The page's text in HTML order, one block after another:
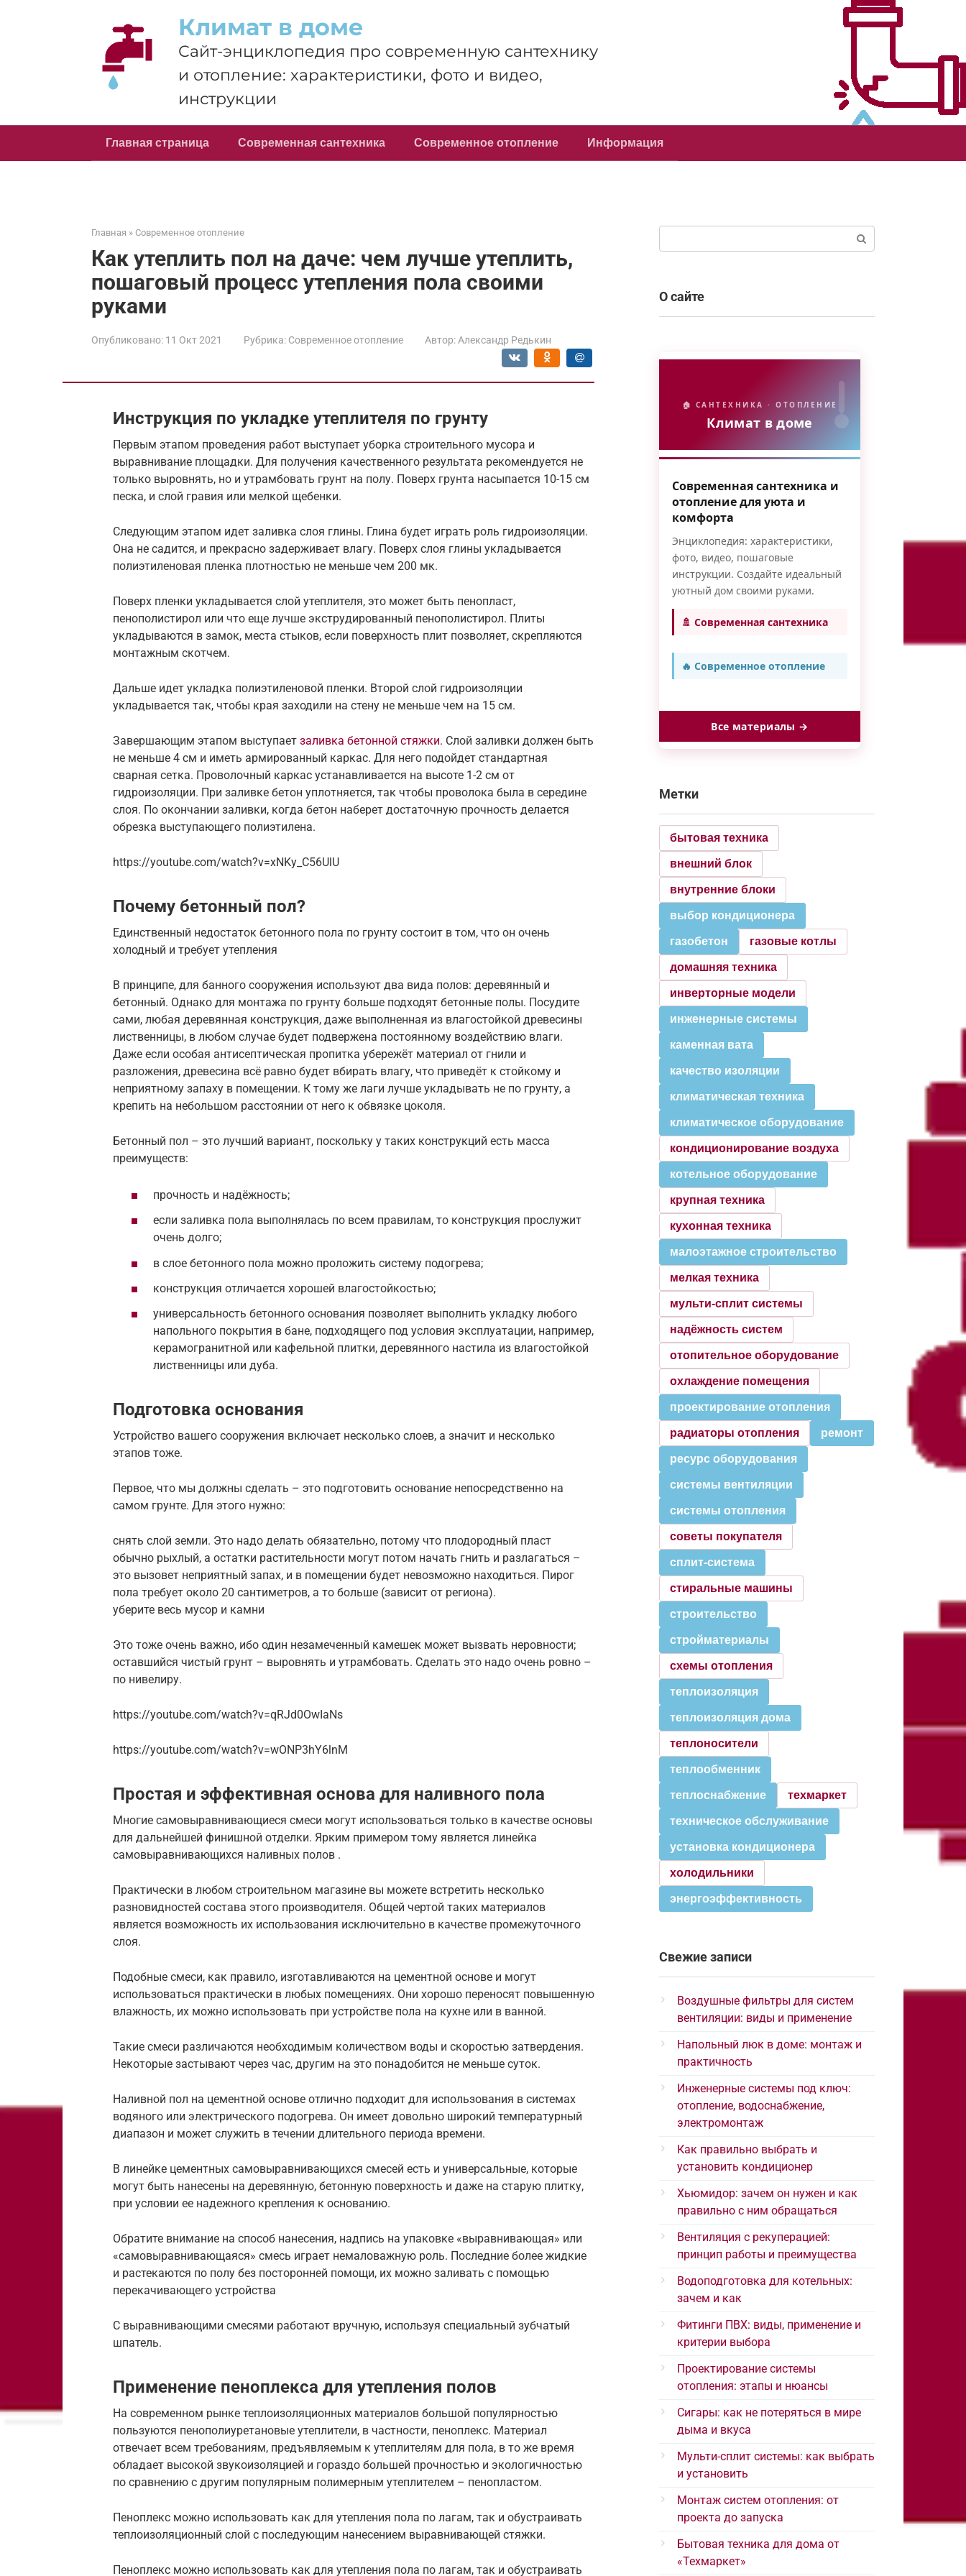
Климат в доме
Сайт-энциклопедия про современную сантехнику
и отопление: характеристики, фото и видео,
инструкции
Главная страница Современная сантехника Современное отопление Информация
Главная » Современное отопление
Как утеплить пол на даче: чем лучше утеплить,
пошаговый процесс утепления пола своими
руками
Опубликовано: 11 Окт 2021 Рубрика: Современное отопление Автор: Александр Редькин
Инструкция по укладке утеплителя по грунту
Первым этапом проведения работ выступает уборка строительного мусора и
выравнивание площадки. Для получения качественного результата рекомендуется не
только выровнять, но и утрамбовать грунт на полу. Поверх грунта насыпается 10-15 см
песка, и слой гравия или мелкой щебенки.
Следующим этапом идет заливка слоя глины. Глина будет играть роль гидроизоляции.
Она не садится, и прекрасно задерживает влагу. Поверх слоя глины укладывается
полиэтиленовая пленка плотностью не меньше чем 200 мк.
Поверх пленки укладывается слой утеплителя, это может быть пенопласт,
пенополистирол или что еще лучше экструдированный пенополистирол. Плиты
укладываются в замок, места стыков, если поверхность плит позволяет, скрепляются
монтажным скотчем.
Дальше идет укладка полиэтиленовой пленки. Второй слой гидроизоляции
укладывается так, чтобы края заходили на стену не меньше чем на 15 см.
Завершающим этапом выступает заливка бетонной стяжки. Слой заливки должен быть
не меньше 4 см и иметь армированный каркас. Для него подойдет стандартная
сварная сетка. Проволочный каркас устанавливается на высоте 1-2 см от
гидроизоляции. При заливке бетон уплотняется, так чтобы проволока была в середине
слоя. По окончании заливки, когда бетон наберет достаточную прочность делается
обрезка выступающего полиэтилена.
https://youtube.com/watch?v=xNKy_C56UlU
Почему бетонный пол?
Единственный недостаток бетонного пола по грунту состоит в том, что он очень
холодный и требует утепления
В принципе, для банного сооружения используют два вида полов: деревянный и
бетонный. Однако для монтажа по грунту больше подходят бетонные полы. Посудите
сами, любая деревянная конструкция, даже выполненная из влагостойкой древесины
лиственницы, в любом случае будет подвержена постоянному воздействию влаги.
Даже если особая антисептическая пропитка убережёт материал от гнили и
разложения, древесина всё равно будет вбирать влагу, что приведёт к стойкому и
неприятному запаху в помещении. К тому же лаги лучше укладывать не по грунту, а
крепить на небольшом расстоянии от него к обвязке цоколя.
Бетонный пол – это лучший вариант, поскольку у таких конструкций есть масса
преимуществ:
прочность и надёжность;
если заливка пола выполнялась по всем правилам, то конструкция прослужит
очень долго;
в слое бетонного пола можно проложить систему подогрева;
конструкция отличается хорошей влагостойкостью;
универсальность бетонного основания позволяет выполнить укладку любого
напольного покрытия в бане, подходящего под условия эксплуатации, например,
керамогранитной или кафельной плитки, деревянного настила из влагостойкой
лиственницы или дуба.
Подготовка основания
Устройство вашего сооружения включает несколько слоев, а значит и несколько
этапов тоже.
Первое, что мы должны сделать – это подготовить основание непосредственно на
самом грунте. Для этого нужно:
снять слой земли. Это надо делать обязательно, потому что плодородный пласт
обычно рыхлый, а остатки растительности могут потом начать гнить и разлагаться –
это вызовет неприятный запах, и в помещении будет невозможно находиться. Пирог
пола требует около 20 сантиметров, а то больше (зависит от региона).
уберите весь мусор и камни
Это тоже очень важно, ибо один незамеченный камешек может вызвать неровности;
оставшийся чистый грунт – выровнять и утрамбовать. Сделать это надо очень ровно –
по нивелиру.
https://youtube.com/watch?v=qRJd0OwIaNs
https://youtube.com/watch?v=wONP3hY6lnM
Простая и эффективная основа для наливного пола
Многие самовыравнивающиеся смеси могут использоваться только в качестве основы
для дальнейшей финишной отделки. Ярким примером тому является линейка
самовыравнивающихся наливных полов .
Практически в любом строительном магазине вы можете встретить несколько
разновидностей состава этого производителя. Общей чертой таких материалов
является возможность их использования исключительно в качестве промежуточного
слоя.
Подобные смеси, как правило, изготавливаются на цементной основе и могут
использоваться практически в любых помещениях. Они хорошо переносят повышенную
влажность, их можно использовать при устройстве пола на кухне или в ванной.
Такие смеси различаются необходимым количеством воды и скоростью затвердения.
Некоторые застывают через час, другим на это понадобится не меньше суток.
Наливной пол на цементной основе отлично подходит для использования в системах
водяного или электрического подогрева. Он имеет довольно широкий температурный
диапазон и может служить в течении длительного периода времени.
В линейке цементных самовыравнивающихся смесей есть и универсальные, которые
могут быть нанесены на деревянную, бетонную поверхность и даже на старую плитку,
при условии ее надежного крепления к основанию.
Обратите внимание на способ нанесения, надпись на упаковке «выравнивающая» или
«самовыравнивающаяся» смесь играет немаловажную роль. Последние более жидкие
и растекаются по полу без посторонней помощи, их можно заливать с помощью
перекачивающего устройства
С выравнивающими смесями работают вручную, используя специальный зубчатый
шпатель.
Применение пеноплекса для утепления полов
На современном рынке теплоизоляционных материалов большой популярностью
пользуются пенополиуретановые утеплители, в частности, пеноплекс. Материал
отвечает всем требованиям, предъявляемым к утеплителям для пола, в то же время
обладает высокой звукоизоляцией и гораздо большей прочностью и экологичностью
по сравнению с другим популярным полимерным утеплителем – пенопластом.
Пеноплекс можно использовать как для утепления пола по лагам, так и обустраивать
теплоизоляционный слой с последующим нанесением выравнивающей стяжки.
Пеноплекс можно использовать как для утепления пола по лагам, так и обустраивать
О сайте
🏠 САНТЕХНИКА · ОТОПЛЕНИЕ
Климат в доме
Современная сантехника и
отопление для уюта и
комфорта
Энциклопедия: характеристики,
фото, видео, пошаговые
инструкции. Создайте идеальный
уютный дом своими руками.
🚿 Современная сантехника
🔥 Современное отопление
Все материалы →
Метки
бытовая техника
внешний блок
внутренние блоки
выбор кондиционера
газобетон газовые котлы
домашняя техника
инверторные модели
инженерные системы
каменная вата
качество изоляции
климатическая техника
климатическое оборудование
кондиционирование воздуха
котельное оборудование
крупная техника
кухонная техника
малоэтажное строительство
мелкая техника
мульти-сплит системы
надёжность систем
отопительное оборудование
охлаждение помещения
проектирование отопления
радиаторы отопления ремонт
ресурс оборудования
системы вентиляции
системы отопления
советы покупателя
сплит-система
стиральные машины
строительство
стройматериалы
схемы отопления
теплоизоляция
теплоизоляция дома
теплоносители
теплообменник
теплоснабжение техмаркет
техническое обслуживание
установка кондиционера
холодильники
энергоэффективность
Свежие записи
Воздушные фильтры для систем
вентиляции: виды и применение
Напольный люк в доме: монтаж и
практичность
Инженерные системы под ключ:
отопление, водоснабжение,
электромонтаж
Как правильно выбрать и
установить кондиционер
Хьюмидор: зачем он нужен и как
правильно с ним обращаться
Вентиляция с рекуперацией:
принцип работы и преимущества
Водоподготовка для котельных:
зачем и как
Фитинги ПВХ: виды, применение и
критерии выбора
Проектирование системы
отопления: этапы и нюансы
Сигары: как не потеряться в мире
дыма и вкуса
Мульти-сплит системы: как выбрать
и установить
Монтаж систем отопления: от
проекта до запуска
Бытовая техника для дома от
«Техмаркет»